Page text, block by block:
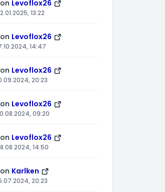
Levoflox26
13:22
Levoflox26
14:47
Levoflox26
20:23
Levoflox26
09:20
Levoflox26
14:50
Karlken
20:23